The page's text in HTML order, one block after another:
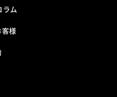
ム
様